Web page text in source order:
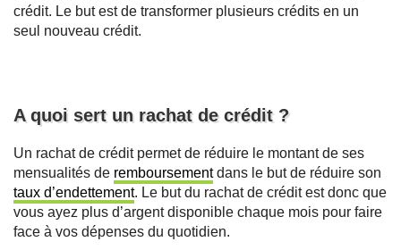
crédit. Le but est de transformer plusieurs crédits en un
seul nouveau crédit.
A quoi sert un rachat de crédit ?
Un rachat de crédit permet de réduire le montant de ses
mensualités de remboursementdans le but de réduire son
taux d’endettement. Le but du rachat de crédit est donc que
vous ayez plus d’argent disponible chaque mois pour faire
face à vos dépenses du quotidien.